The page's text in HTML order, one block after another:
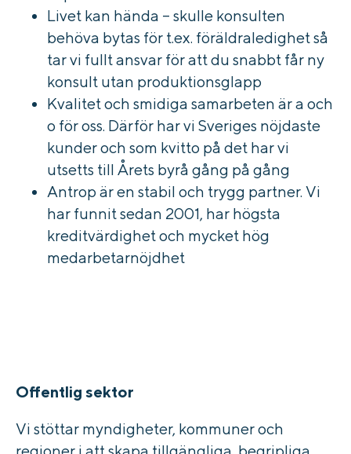
Livet kan hända – skulle konsulten
behöva bytas för t.ex. föräldraledighet så
tar vi fullt ansvar för att du snabbt får ny
konsult utan produktionsglapp
Kvalitet och smidiga samarbeten är a och
o för oss. Därför har vi Sveriges nöjdaste
kunder och som kvitto på det har vi
utsetts till Årets byrå gång på gång
Antrop är en stabil och trygg partner. Vi
har funnit sedan 2001, har högsta
kreditvärdighet och mycket hög
medarbetarnöjdhet
Offentlig sektor
Vi stöttar myndigheter, kommuner och